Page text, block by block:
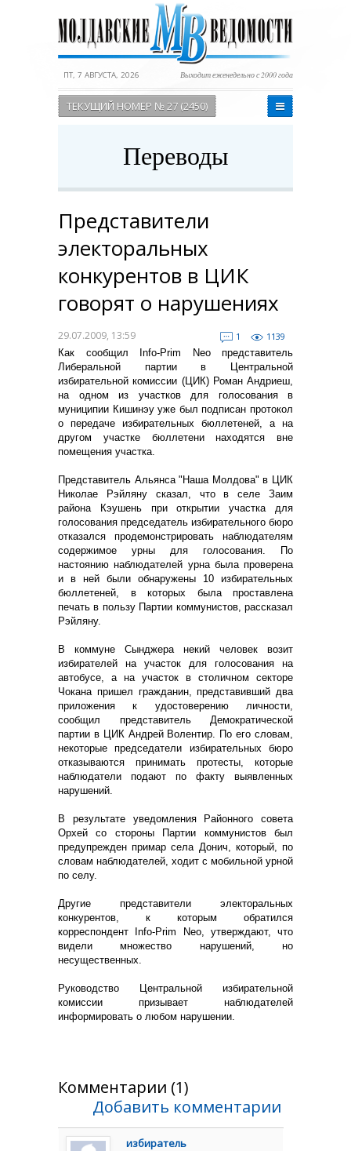
ПТ, 7 АВГУСТА, 2026 Выходит еженедельно с 2000 года
ТЕКУЩИЙ НОМЕР № 27 (2450)
Переводы
Представители
электоральных
конкурентов в ЦИК
говорят о нарушениях
29.07.2009, 13:59 1
1139
Как сообщил Info-Prim Neo представитель
Либеральной партии в Центральной
избирательной комиссии (ЦИК) Роман Андриеш,
на одном из участков для голосования в
муниципии Кишинэу уже был подписан протокол
о передаче избирательных бюллетеней, а на
другом участке бюллетени находятся вне
помещения участка.
Представитель Альянса "Наша Молдова" в ЦИК
Николае Рэйляну сказал, что в селе Заим
района Кэушень при открытии участка для
голосования председатель избирательного бюро
отказался продемонстрировать наблюдателям
содержимое урны для голосования. По
настоянию наблюдателей урна была проверена
и в ней были обнаружены 10 избирательных
бюллетеней, в которых была проставлена
печать в пользу Партии коммунистов, рассказал
Рэйляну.
В коммуне Сынджера некий человек возит
избирателей на участок для голосования на
автобусе, а на участок в столичном секторе
Чокана пришел гражданин, представивший два
приложения к удостоверению личности,
сообщил представитель Демократической
партии в ЦИК Андрей Волентир. По его словам,
некоторые председатели избирательных бюро
отказываются принимать протесты, которые
наблюдатели подают по факту выявленных
нарушений.
В результате уведомления Районного совета
Орхей со стороны Партии коммунистов был
предупрежден примар села Донич, который, по
словам наблюдателей, ходит с мобильной урной
по селу.
Другие представители электоральных
конкурентов, к которым обратился
корреспондент Info-Prim Neo, утверждают, что
видели множество нарушений, но
несущественных.
Руководство Центральной избирательной
комиссии призывает наблюдателей
информировать о любом нарушении.
Комментарии (1)
Добавить комментарии
избиратель